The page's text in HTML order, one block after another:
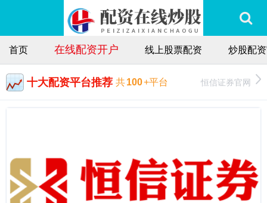
首页 在线配资开户 线上股票配资 炒股配
十大配资平台推荐 共100+平台 恒信证券官网